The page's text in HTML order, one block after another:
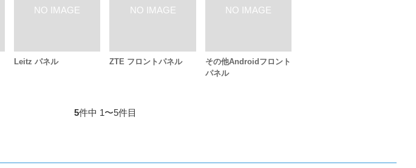
Leitz パネル ZTE フロントパネル
その他Androidフロント
パネル
5件中 1〜5件目